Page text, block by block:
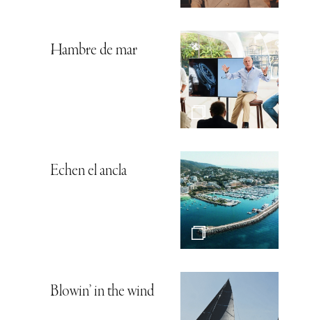
Hambre de mar
Echen el ancla
Blowin’ in the wind